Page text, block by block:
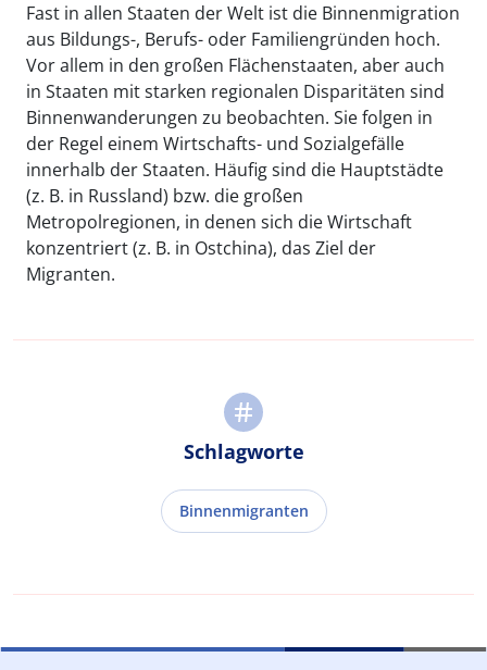
Fast in allen Staaten der Welt ist die Binnenmigration
aus Bildungs-, Berufs- oder Familiengründen hoch.
Vor allem in den großen Flächenstaaten, aber auch
in Staaten mit starken regionalen Disparitäten sind
Binnenwanderungen zu beobachten. Sie folgen in
der Regel einem Wirtschafts- und Sozialgefälle
innerhalb der Staaten. Häufig sind die Hauptstädte
(z. B. in Russland) bzw. die großen
Metropolregionen, in denen sich die Wirtschaft
konzentriert (z. B. in Ostchina), das Ziel der
Migranten.
Schlagworte
Binnenmigranten